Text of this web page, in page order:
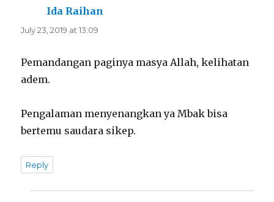
Ida Raihan
July 23, 2019 at 13:09
Pemandangan paginya masya Allah, kelihatan
adem.
Pengalaman menyenangkan ya Mbak bisa
bertemu saudara sikep.
Reply